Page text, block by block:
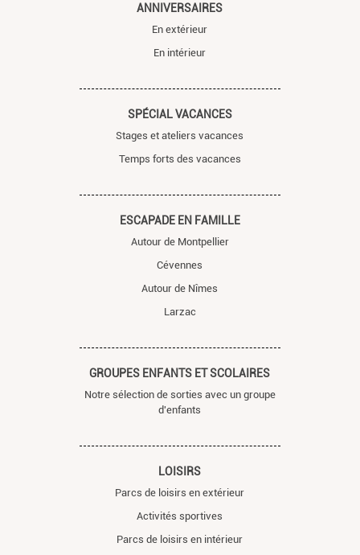
ANNIVERSAIRES
En extérieur
En intérieur
SPÉCIAL VACANCES
Stages et ateliers vacances
Temps forts des vacances
ESCAPADE EN FAMILLE
Autour de Montpellier
Cévennes
Autour de Nîmes
Larzac
GROUPES ENFANTS ET SCOLAIRES
Notre sélection de sorties avec un groupe
d'enfants
LOISIRS
Parcs de loisirs en extérieur
Activités sportives
Parcs de loisirs en intérieur